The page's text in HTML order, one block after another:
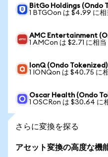
BitGo Holdings (Ondo
1 BTGOon は $4.99 に相
AMC Entertainment
1 AMCon は $2.71 に相当
IonQ (Ondo Tokenized)
1 IONQon は $40.75 に
Oscar Health (Ondo
1 OSCRon は $30.64 に
さらに変換を探る
アセット変換の高度な機